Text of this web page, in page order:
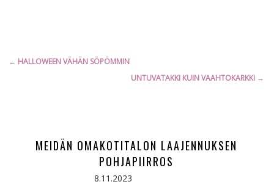
Artikkelien
← HALLOWEEN VÄHÄN SÖPÖMMIN
UNTUVATAKKI KUIN VAAHTOKARKKI →
MEIDÄN OMAKOTITALON LAAJENNUKSEN
POHJAPIIRROS
8.11.2023